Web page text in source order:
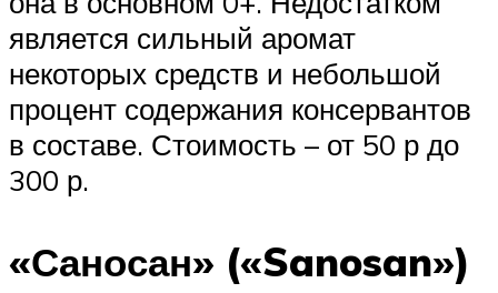
является сильный аромат
некоторых средств и небольшой
процент содержания консервантов
в составе. Стоимость – от 50 р до
300 р.
«Саносан» («Sanosan»)